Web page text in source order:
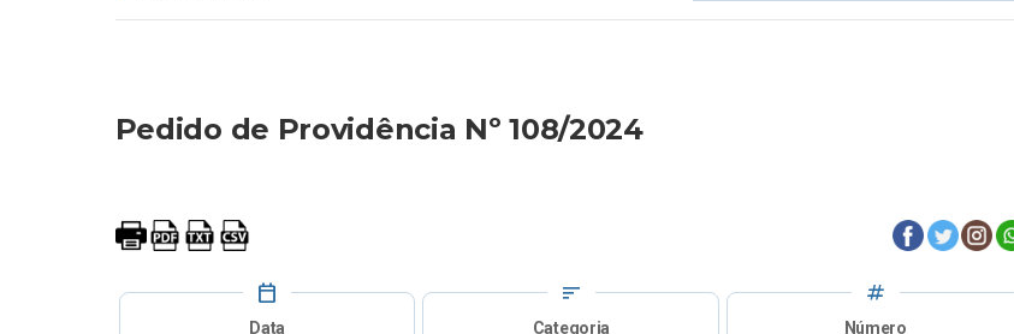
Pedido de Providência Nº 108/2024
calendar_today
Data
sort
Categoria
tag
Número